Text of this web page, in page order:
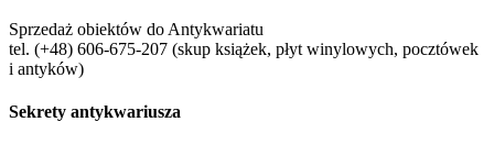
Sprzedaż obiektów do Antykwariatu
tel. (+48) 606-675-207 (skup książek, płyt winylowych, pocztówek
i antyków)
Sekrety antykwariusza